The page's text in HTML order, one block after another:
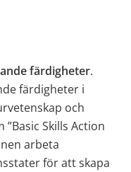
färdigheter.
färdigheter i
och
Skills Action
arbeta
för att skapa